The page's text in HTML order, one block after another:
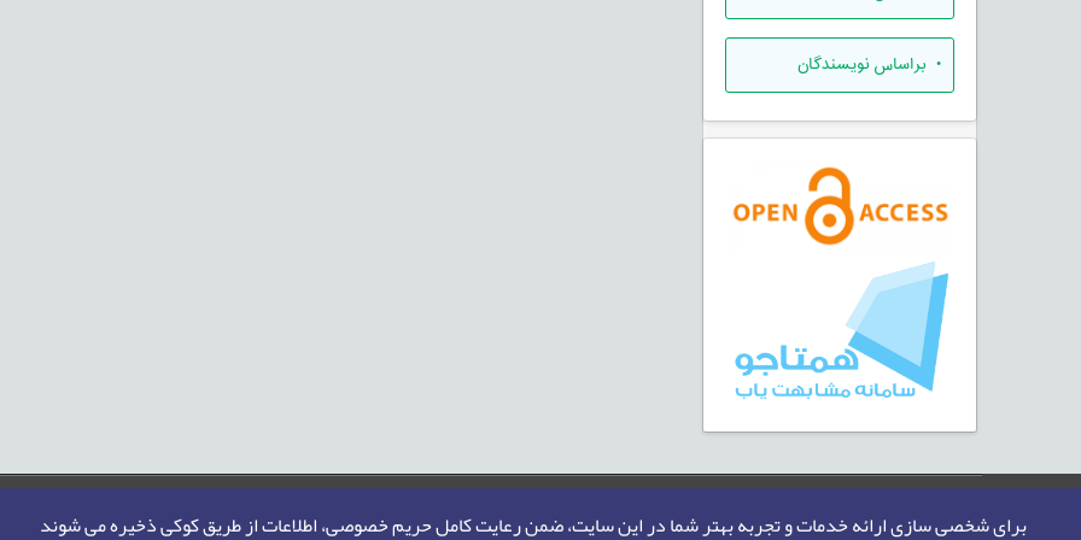
برای شخصی سازی ارائه خدمات و تجربه بهتر شما در این سایت، ضمن رعایت کامل حریم خصوصی، اطلاعات از طریق کوکی ذخیره می شوند
• براساس نویسندگان